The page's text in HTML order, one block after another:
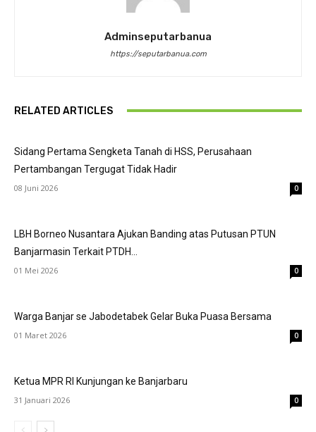
Adminseputarbanua
https://seputarbanua.com
RELATED ARTICLES
Sidang Pertama Sengketa Tanah di HSS, Perusahaan
Pertambangan Tergugat Tidak Hadir
08 Juni 2026 0
LBH Borneo Nusantara Ajukan Banding atas Putusan PTUN
Banjarmasin Terkait PTDH...
01 Mei 2026 0
Warga Banjar se Jabodetabek Gelar Buka Puasa Bersama
01 Maret 2026 0
Ketua MPR RI Kunjungan ke Banjarbaru
31 Januari 2026 0